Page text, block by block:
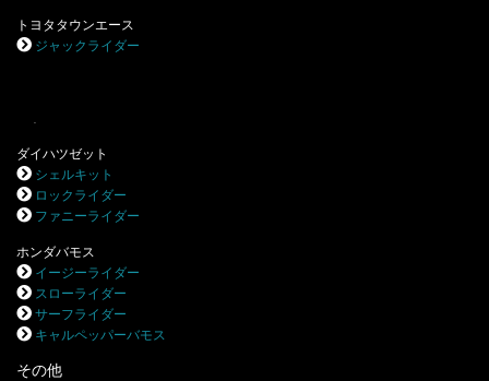
トヨタタウンエース
ジャックライダー
ダイハツゼット
シェルキット
ロックライダー
ファニーライダー
ホンダバモス
イージーライダー
スローライダー
サーフライダー
キャルペッパーバモス
その他